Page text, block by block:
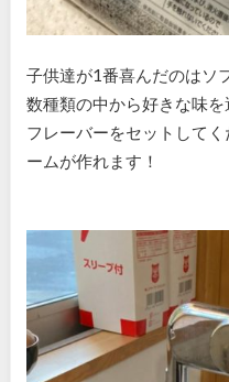
子供達が1番喜んだのはソ
数種類の中から好きな味
フレーバーをセットして
ームが作れます！